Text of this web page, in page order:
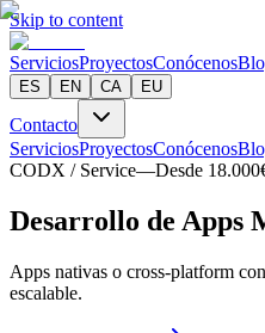
Skip to content
ServiciosProyectosConócenos
ES EN CA EU
Contacto
ServiciosProyectosConócenos
CODX / Service—Desde
Desarrollo de Apps
Apps nativas o cross-platform
escalable.